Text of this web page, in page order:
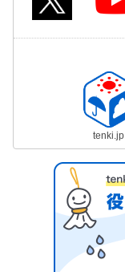
tenki.jp